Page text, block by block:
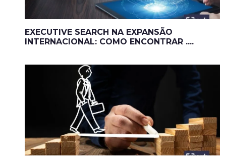
EXECUTIVE SEARCH NA EXPANSÃO
INTERNACIONAL: COMO ENCONTRAR ....